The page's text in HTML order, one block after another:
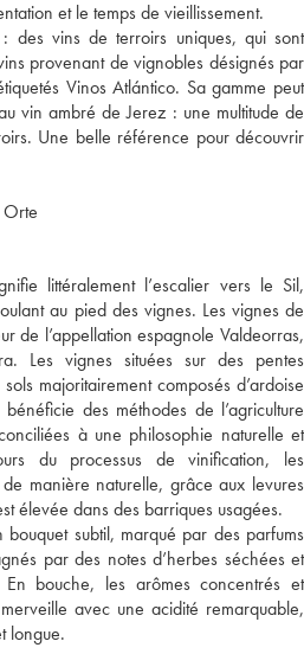
et le temps de vieillissement.
des vins de terroirs uniques, qui sont
provenant de vignobles désignés par
Vinos Atlántico. Sa gamme peut
vin ambré de Jerez : une multitude de
Une belle référence pour découvrir
Orte
littéralement l’escalier vers le Sil,
au pied des vignes. Les vignes de
de l’appellation espagnole Valdeorras,
Les vignes situées sur des pentes
majoritairement composés d’ardoise
des méthodes de l’agriculture
à une philosophie naturelle et
du processus de vinification, les
manière naturelle, grâce aux levures
élevée dans des barriques usagées.
subtil, marqué par des parfums
par des notes d’herbes séchées et
bouche, les arômes concentrés et
avec une acidité remarquable,
longue.